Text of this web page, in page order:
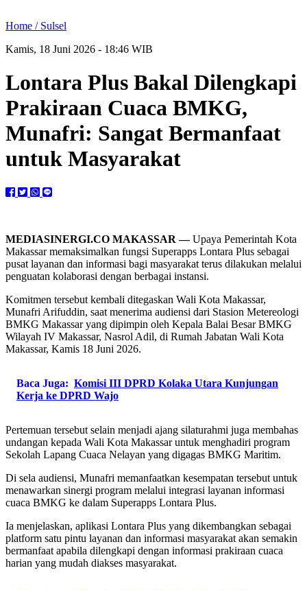
Home / Sulsel
Kamis, 18 Juni 2026 - 18:46 WIB
Lontara Plus Bakal Dilengkapi
Prakiraan Cuaca BMKG,
Munafri: Sangat Bermanfaat
untuk Masyarakat
MEDIASINERGI.CO MAKASSAR —Upaya Pemerintah Kota
Makassar memaksimalkan fungsi Superapps Lontara Plus sebagai
pusat layanan dan informasi bagi masyarakat terus dilakukan melalui
penguatan kolaborasi dengan berbagai instansi.
Komitmen tersebut kembali ditegaskan Wali Kota Makassar,
Munafri Arifuddin, saat menerima audiensi dari Stasion Metereologi
BMKG Makassar yang dipimpin oleh Kepala Balai Besar BMKG
Wilayah IV Makassar, Nasrol Adil, di Rumah Jabatan Wali Kota
Makassar, Kamis 18 Juni 2026.
Baca Juga: Komisi III DPRD Kolaka Utara Kunjungan
Kerja ke DPRD Wajo
Pertemuan tersebut selain menjadi ajang silaturahmi juga membahas
undangan kepada Wali Kota Makassar untuk menghadiri program
Sekolah Lapang Cuaca Nelayan yang digagas BMKG Maritim.
Di sela audiensi, Munafri memanfaatkan kesempatan tersebut untuk
menawarkan sinergi program melalui integrasi layanan informasi
cuaca BMKG ke dalam Superapps Lontara Plus.
Ia menjelaskan, aplikasi Lontara Plus yang dikembangkan sebagai
platform satu pintu layanan dan informasi masyarakat akan semakin
bermanfaat apabila dilengkapi dengan informasi prakiraan cuaca
harian yang mudah diakses masyarakat.